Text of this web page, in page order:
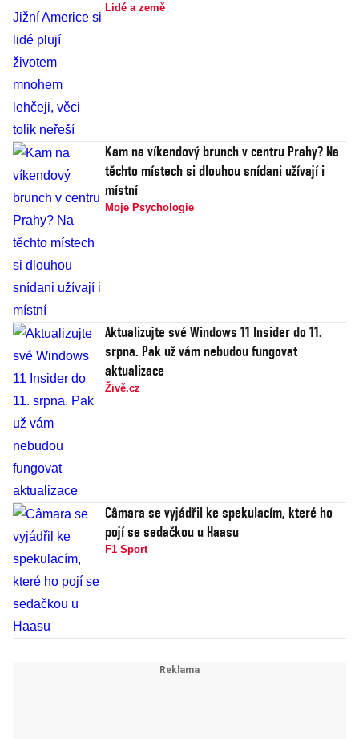
Lidé a země
Kam na víkendový brunch v centru Prahy? Na
těchto místech si dlouhou snídani užívají i
místní
Moje Psychologie
Aktualizujte své Windows 11 Insider do 11.
srpna. Pak už vám nebudou fungovat
aktualizace
Živě.cz
Câmara se vyjádřil ke spekulacím, které ho
pojí se sedačkou u Haasu
F1 Sport